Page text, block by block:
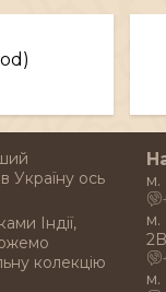
Україну ось
Індії,
колекцію
м.
м.
2B
м.